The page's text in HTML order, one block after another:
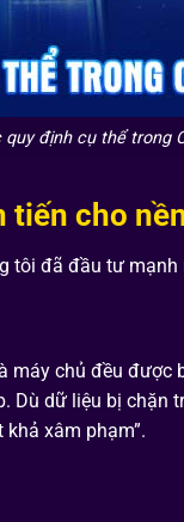
quy định cụ thể trong
tiến cho
tôi đã đầu tư
chủ đều
Dù dữ liệu bị chặn
xâm phạm”.